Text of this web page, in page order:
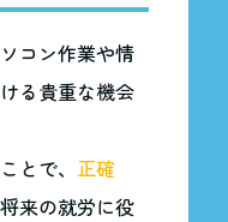
コン作業や情
る貴重な機会
とで、 正確
来の就労に役